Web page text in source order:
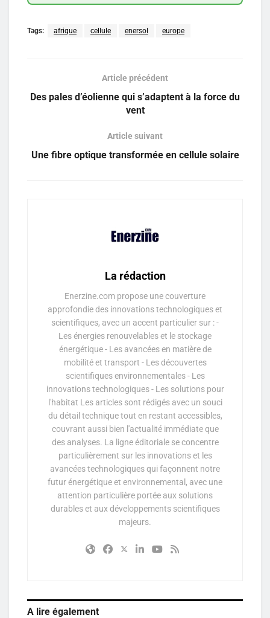
Tags: afrique cellule enersol europe
Article précédent
Des pales d’éolienne qui s’adaptent à la force du
vent
Article suivant
Une fibre optique transformée en cellule solaire
La rédaction
Enerzine.com propose une couverture
approfondie des innovations technologiques et
scientifiques, avec un accent particulier sur : -
Les énergies renouvelables et le stockage
énergétique - Les avancées en matière de
mobilité et transport - Les découvertes
scientifiques environnementales - Les
innovations technologiques - Les solutions pour
l'habitat Les articles sont rédigés avec un souci
du détail technique tout en restant accessibles,
couvrant aussi bien l'actualité immédiate que
des analyses. La ligne éditoriale se concentre
particulièrement sur les innovations et les
avancées technologiques qui façonnent notre
futur énergétique et environnemental, avec une
attention particulière portée aux solutions
durables et aux développements scientifiques
majeurs.
A lire également